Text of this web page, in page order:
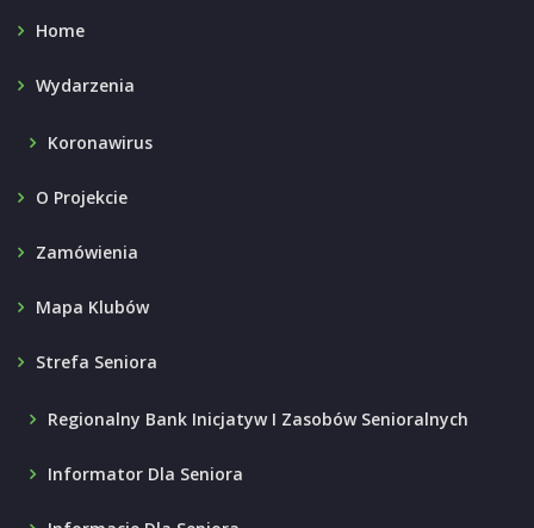
Home
Wydarzenia
Koronawirus
O Projekcie
Zamówienia
Mapa Klubów
Strefa Seniora
Regionalny Bank Inicjatyw I Zasobów Senioralnych
Informator Dla Seniora